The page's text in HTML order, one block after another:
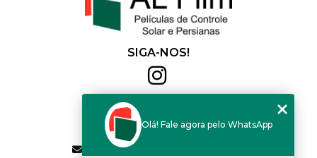
SIGA-NOS!
(11) 2564-4684
(11) 94168-2041
contato.vendas@alfilm.com.br
Olá! Fale agora pelo WhatsApp